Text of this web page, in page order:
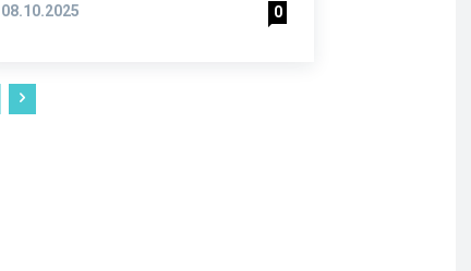
08.10.2025 0